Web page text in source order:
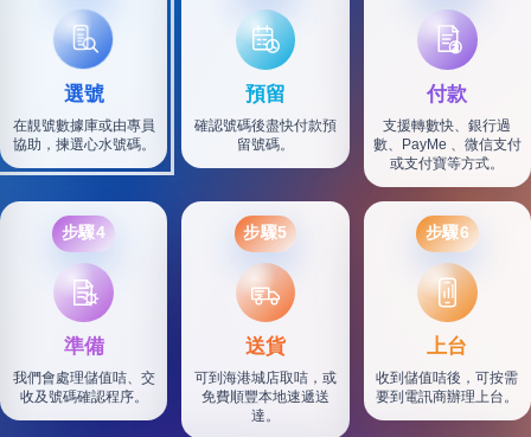
選號
在靚號數據庫或由專員
協助，揀選心水號碼。
預留
確認號碼後盡快付款預
留號碼。
付款
支援轉數快、銀行過
數、PayMe 、微信支付
或支付寶等方式。
步驟4
準備
我們會處理儲值咭、交
收及號碼確認程序。
步驟5
SF
送貨
可到海港城店取咭，或
免費順豐本地速遞送
達。
步驟6
上台
收到儲值咭後，可按需
要到電訊商辦理上台。